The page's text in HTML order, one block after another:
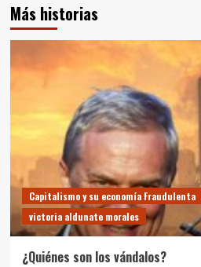
Más historias
Capitalismo y su economía Fraudulenta
victoria aldunate morales
¿Quiénes son los vándalos?